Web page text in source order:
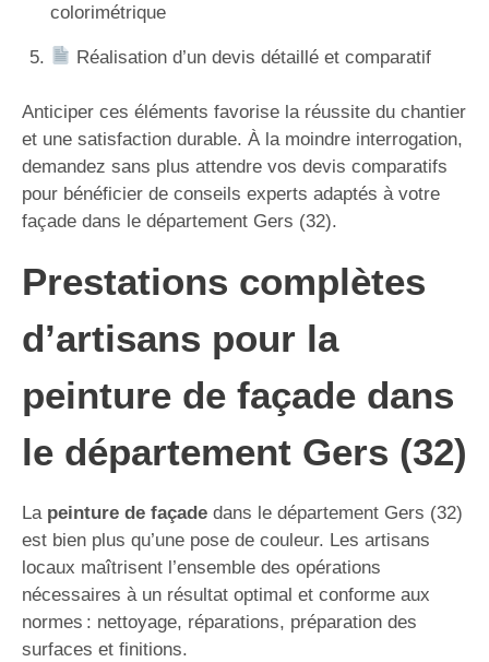
colorimétrique
Réalisation d’un devis détaillé et comparatif
Anticiper ces éléments favorise la réussite du chantier
et une satisfaction durable. À la moindre interrogation,
demandez sans plus attendre vos devis comparatifs
pour bénéficier de conseils experts adaptés à votre
façade dans le département Gers (32).
Prestations complètes
d’artisans pour la
peinture de façade dans
le département Gers (32)
La peinture de façade dans le département Gers (32)
est bien plus qu’une pose de couleur. Les artisans
locaux maîtrisent l’ensemble des opérations
nécessaires à un résultat optimal et conforme aux
normes : nettoyage, réparations, préparation des
surfaces et finitions.